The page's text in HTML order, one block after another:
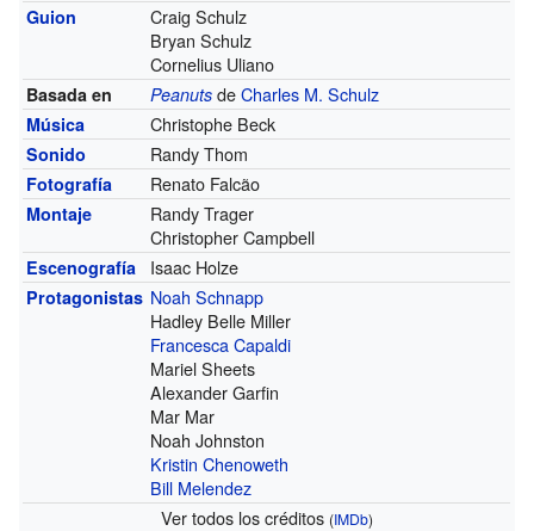
Guion
Craig Schulz
Bryan Schulz
Cornelius Uliano
Basada en Peanuts deCharles M. Schulz
Música Christophe Beck
Sonido Randy Thom
Fotografía Renato Falcão
Montaje
Randy Trager
Christopher Campbell
Escenografía Isaac Holze
Protagonistas Noah Schnapp
Hadley Belle Miller
Francesca Capaldi
Mariel Sheets
Alexander Garfin
Mar Mar
Noah Johnston
Kristin Chenoweth
Bill Melendez
Ver todos los créditos (IMDb)